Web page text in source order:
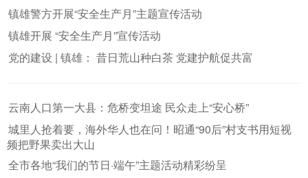
镇雄警方开展“安全生产月”主题宣传活动
镇雄开展 “安全生产月”宣传活动
党的建设 | 镇雄： 昔日荒山种白茶 党建护航促共富
云南人口第一大县：危桥变坦途 民众走上“安心桥”
城里人抢着要，海外华人也在问！昭通“90后”村支书用短视
频把野果卖出大山
全市各地“我们的节日·端午”主题活动精彩纷呈